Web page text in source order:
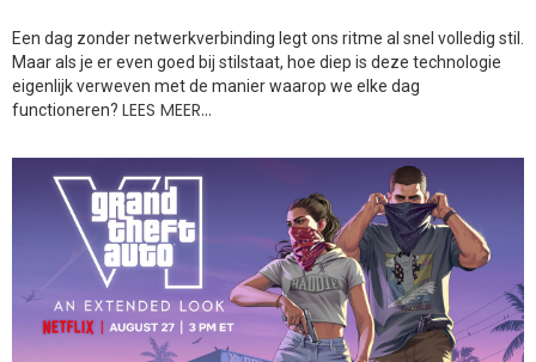
Een dag zonder netwerkverbinding legt ons ritme al snel volledig stil.
Maar als je er even goed bij stilstaat, hoe diep is deze technologie
eigenlijk verweven met de manier waarop we elke dag
functioneren? LEES MEER…